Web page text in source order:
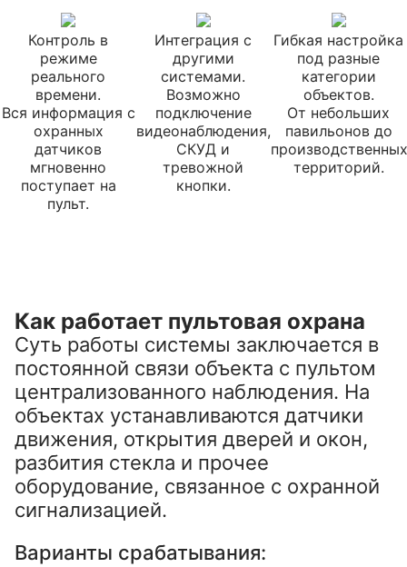
Контроль в
режиме
реального
времени.
Вся информация с
охранных
датчиков
мгновенно
поступает на
пульт.
Интеграция с
другими
системами.
Возможно
подключение
видеонаблюдения,
СКУД и
тревожной
кнопки.
Гибкая настройка
под разные
категории
объектов.
От небольших
павильонов до
территорий.
Как работает пультовая охрана
Суть работы системы заключается в
постоянной связи объекта с пультом
централизованного наблюдения. На
объектах устанавливаются датчики
движения, открытия дверей и окон,
разбития стекла и прочее
оборудование, связанное с охранной
сигнализацией.
Варианты срабатывания: